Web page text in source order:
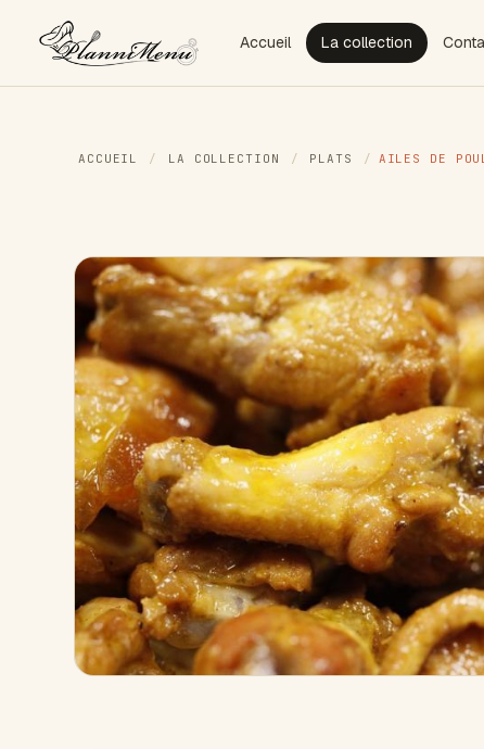
Accueil La collection
ACCUEIL / LA COLLECTION / PLATS / AILES DE